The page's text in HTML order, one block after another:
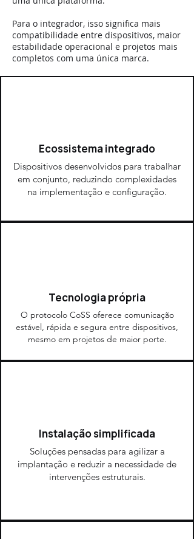
Para o integrador, isso significa mais
compatibilidade entre dispositivos, maior
estabilidade operacional e projetos mais
completos com uma única marca.
Ecossistema integrado
Dispositivos desenvolvidos para trabalhar
em conjunto, reduzindo complexidades
na implementação e configuração.
Tecnologia própria
O protocolo CoSS oferece comunicação
estável, rápida e segura entre dispositivos,
mesmo em projetos de maior porte.
Instalação simplificada
Soluções pensadas para agilizar a
implantação e reduzir a necessidade de
intervenções estruturais.